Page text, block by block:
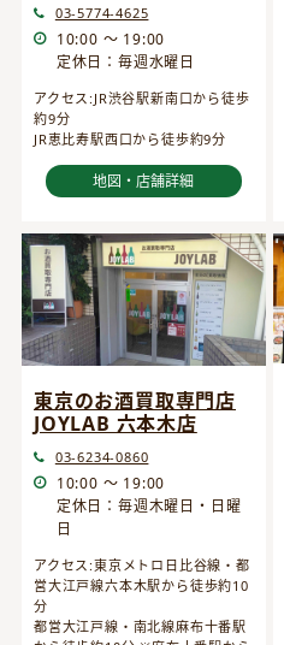
03-5774-4625
10:00 ～ 19:00
定休日：毎週水曜日
アクセス:JR渋谷駅新南口から徒歩
約9分
JR恵比寿駅西口から徒歩約9分
地図・店舗詳細
東京のお酒買取専門店
JOYLAB 六本木店
03-6234-0860
10:00 ～ 19:00
定休日：毎週木曜日・日曜
日
アクセス:東京メトロ日比谷線・都
営大江戸線六本木駅から徒歩約10
分
都営大江戸線・南北線麻布十番駅